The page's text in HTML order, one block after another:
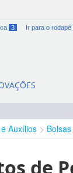
3 Ir para o rodapé
Auxílios
de